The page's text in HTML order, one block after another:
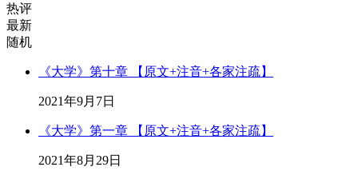
热评
最新
随机
《大学》第十章 【原文+注音+各家注疏】
2021年9月7日
《大学》第一章 【原文+注音+各家注疏】
2021年8月29日